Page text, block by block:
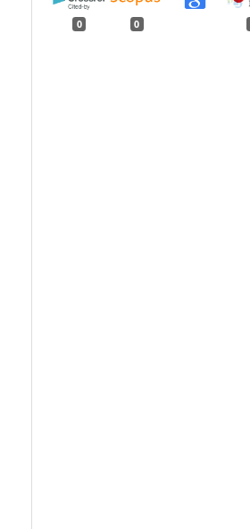
0 0